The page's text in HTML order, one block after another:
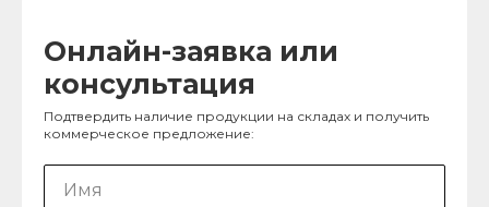
Онлайн-заявка или
консультация
Подтвердить наличие продукции на складах и получить
коммерческое предложение: